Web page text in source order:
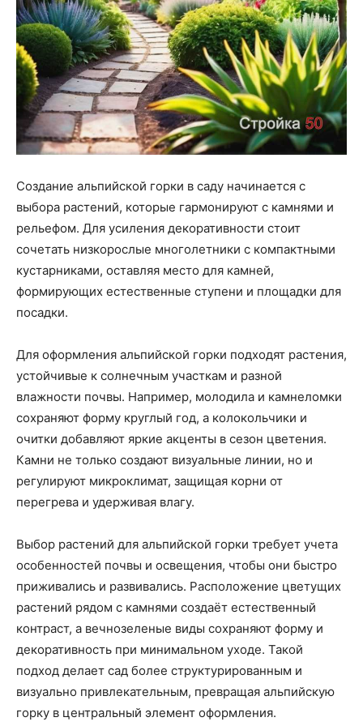
Создание альпийской горки в саду начинается с
выбора растений, которые гармонируют с камнями и
рельефом. Для усиления декоративности стоит
сочетать низкорослые многолетники с компактными
кустарниками, оставляя место для камней,
формирующих естественные ступени и площадки для
посадки.
Для оформления альпийской горки подходят растения,
устойчивые к солнечным участкам и разной
влажности почвы. Например, молодила и камнеломки
сохраняют форму круглый год, а колокольчики и
очитки добавляют яркие акценты в сезон цветения.
Камни не только создают визуальные линии, но и
регулируют микроклимат, защищая корни от
перегрева и удерживая влагу.
Выбор растений для альпийской горки требует учета
особенностей почвы и освещения, чтобы они быстро
приживались и развивались. Расположение цветущих
растений рядом с камнями создаёт естественный
контраст, а вечнозеленые виды сохраняют форму и
декоративность при минимальном уходе. Такой
подход делает сад более структурированным и
визуально привлекательным, превращая альпийскую
горку в центральный элемент оформления.